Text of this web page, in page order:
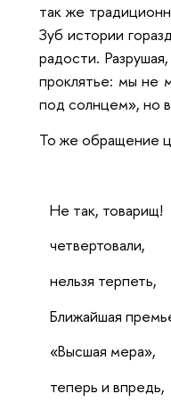
так же
Зуб истории
радости.
проклятье: мы не
под солнцем», но
То же обращение
Не так, товарищ!
четвертовали,
нельзя терпеть,
Ближайшая
«Высшая мера»,
теперь и впредь,